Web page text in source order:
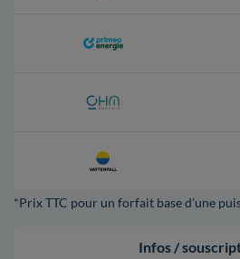
*Prix TTC pour un forfait base d’une
Infos /